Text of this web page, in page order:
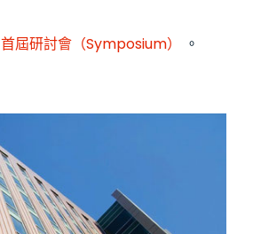
首屆研討會（Symposium） 。